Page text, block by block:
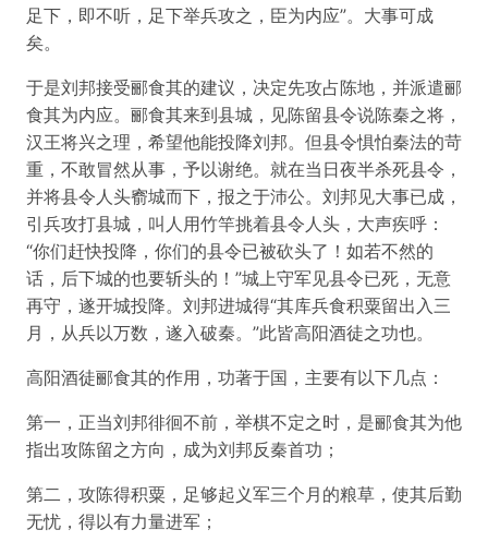
足下，即不听，足下举兵攻之，臣为内应”。大事可成
矣。
于是刘邦接受郦食其的建议，决定先攻占陈地，并派遣郦
食其为内应。郦食其来到县城，见陈留县令说陈秦之将，
汉王将兴之理，希望他能投降刘邦。但县令惧怕秦法的苛
重，不敢冒然从事，予以谢绝。就在当日夜半杀死县令，
并将县令人头窬城而下，报之于沛公。刘邦见大事已成，
引兵攻打县城，叫人用竹竿挑着县令人头，大声疾呼：
“你们赶快投降，你们的县令已被砍头了！如若不然的
话，后下城的也要斩头的！”城上守军见县令已死，无意
再守，遂开城投降。刘邦进城得“其库兵食积粟留出入三
月，从兵以万数，遂入破秦。”此皆高阳酒徒之功也。
高阳酒徒郦食其的作用，功著于国，主要有以下几点：
第一，正当刘邦徘徊不前，举棋不定之时，是郦食其为他
指出攻陈留之方向，成为刘邦反秦首功；
第二，攻陈得积粟，足够起义军三个月的粮草，使其后勤
无忧，得以有力量进军；